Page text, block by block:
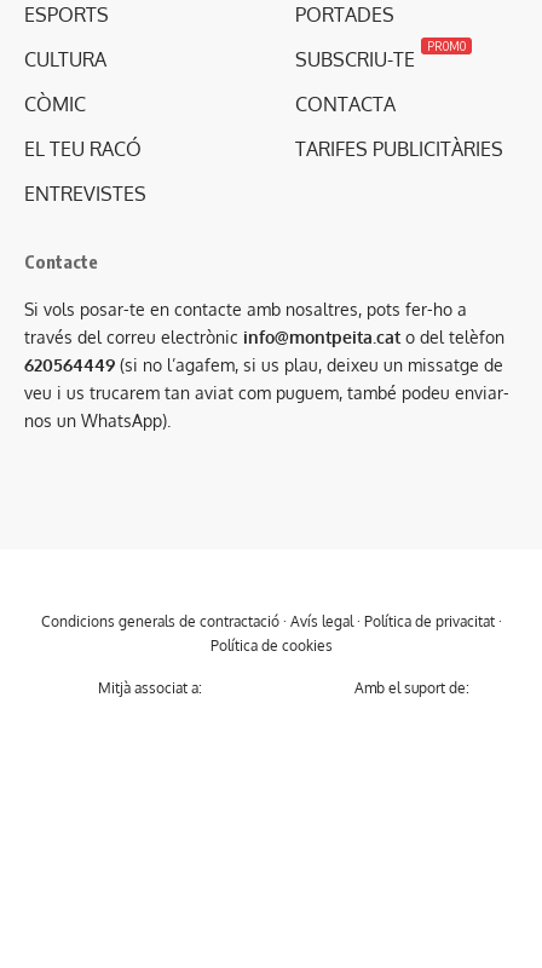
ESPORTS
CULTURA
CÒMIC
EL TEU RACÓ
ENTREVISTES
PORTADES
SUBSCRIU-TE
PROMO
CONTACTA
TARIFES PUBLICITÀRIES
Contacte
Si vols posar-te en contacte amb nosaltres, pots fer-ho a
través del correu electrònic info@montpeita.cat o del telèfon
620564449 (si no l’agafem, si us plau, deixeu un missatge de
veu i us trucarem tan aviat com puguem, també podeu enviar-
nos un WhatsApp).
Condicions generals de contractació· Avís legal · Política de privacitat·
Política de cookies
Mitjà associat a: Amb el suport de: